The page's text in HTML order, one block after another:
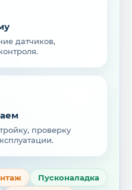
датчиков,
проверку
Пусконаладка